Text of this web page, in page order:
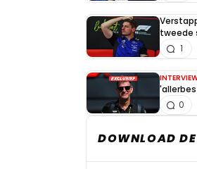
tweede
1
0
DOWNLOAD